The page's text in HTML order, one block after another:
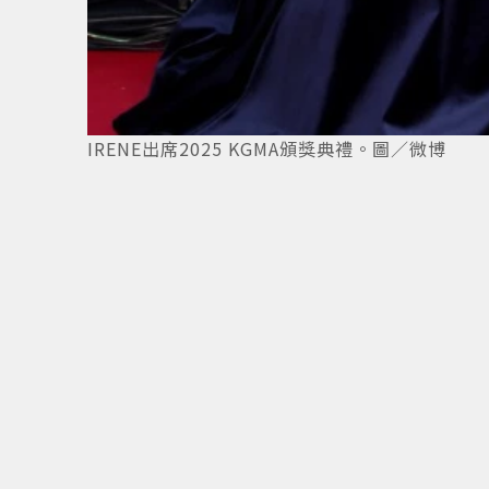
IRENE出席2025 KGMA頒獎典禮。圖／微博